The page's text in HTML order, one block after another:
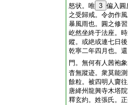
怒状。唯 3 偏入圓
之受歸戒。令勿作
暴風雨也。圓之修
屹然坐終于法座。
鏦。或絶或連七日
乾寧二年四月也。
門。無何有人茜袍
杳無蹤迹。衆莫能
餘粒。被四明人齎
唐絳州龍興寺木塔
釋玄約。姓張氏。